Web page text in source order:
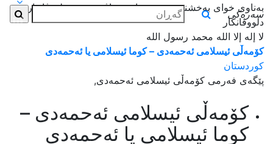
بەناوی خوای بەخشندەی میهرەبان _ بناڤێ خودێ دلووڤاندارێ
دلووڤانکار
لا إله إلا الله محمد رسول الله
کۆمەڵی ئیسلامی ئەحمەدی – کوما ئیسلامی یا ئەحمەدی
کوردستان
پێگەی فەرمی کۆمەڵی ئیسلامی ئەحمەدی,
سەرەکی
کۆمەڵی ئیسلامی ئەحمەدی –
کوما ئیسلامی یا ئەحمەدی